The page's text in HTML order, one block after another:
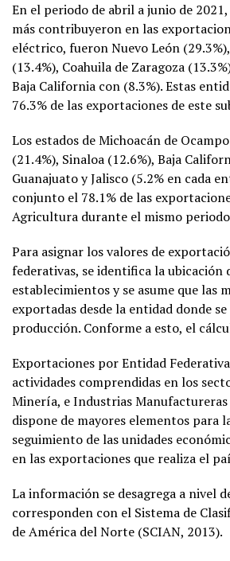
En el periodo de abril a junio de
más contribuyeron en las
eléctrico, fueron Nuevo León
(13.4%), Coahuila de Zaragoza
Baja California con (8.3%). Estas
76.3% de las exportaciones de este
Los estados de Michoacán de
(21.4%), Sinaloa (12.6%), Baja
Guanajuato y Jalisco (5.2% en cada
conjunto el 78.1% de las
Agricultura durante el mismo
Para asignar los valores de
federativas, se identifica la ubicación
establecimientos y se asume que las
exportadas desde la entidad donde
producción. Conforme a esto, el
Exportaciones por Entidad
actividades comprendidas en los
Minería, e Industrias Manufactureras
dispone de mayores elementos para
seguimiento de las unidades
en las exportaciones que realiza el
La información se desagrega a nivel
corresponden con el Sistema de
de América del Norte (SCIAN, 2013).